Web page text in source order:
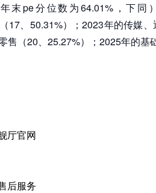
末pe分位数为64.01%，下同
17、50.31%）；2023年的传媒
售（20、25.27%）；2025年的基
厅官网
后服务